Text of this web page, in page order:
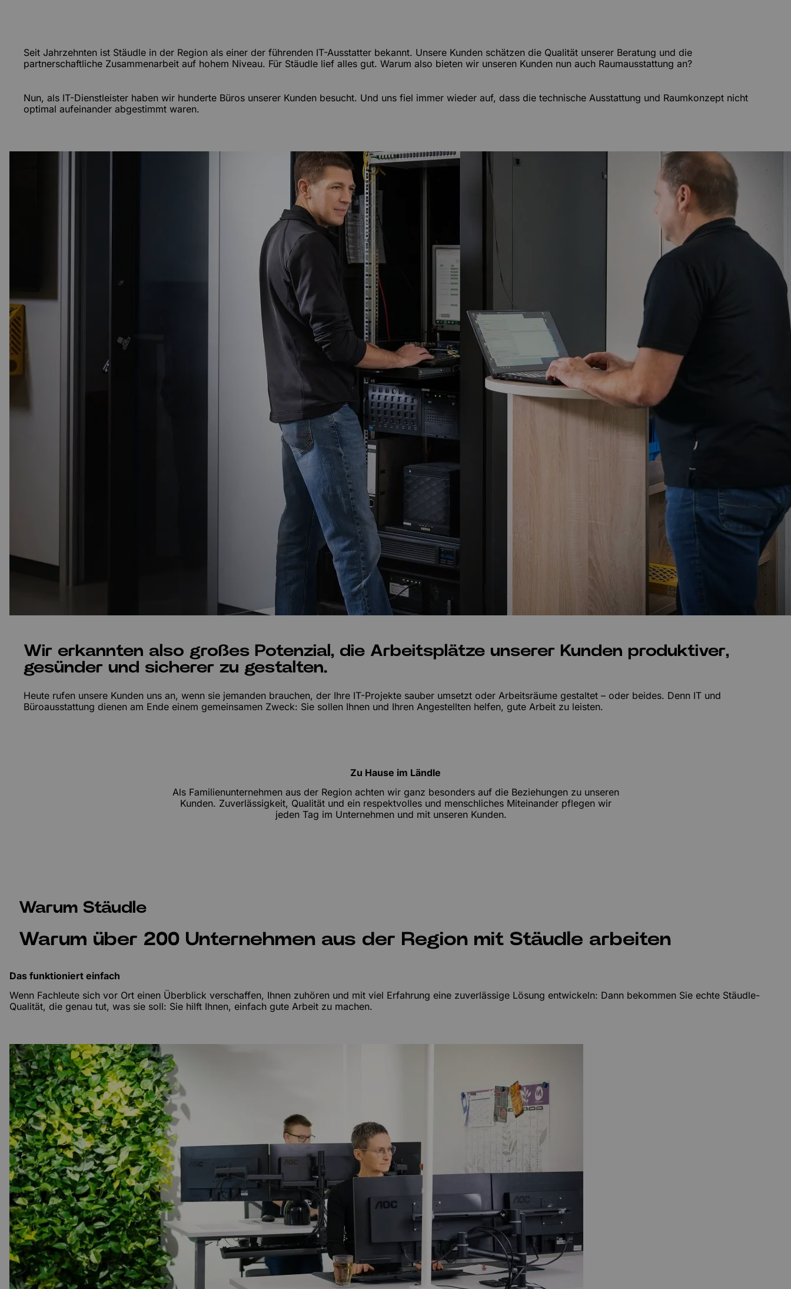
Seit Jahrzehnten ist Stäudle in der Region als einer der führenden IT-Ausstatter bekannt. Unsere Kunden schätzen die Qualität unserer Beratung und die
partnerschaftliche Zusammenarbeit auf hohem Niveau. Für Stäudle lief alles gut. Warum also bieten wir unseren Kunden nun auch Raumausstattung an?
Nun, als IT-Dienstleister haben wir hunderte Büros unserer Kunden besucht. Und uns fiel immer wieder auf, dass die technische Ausstattung und Raumkonzept nicht
optimal aufeinander abgestimmt waren.
Wir erkannten also großes Potenzial, die Arbeitsplätze unserer Kunden produktiver,
gesünder und sicherer zu gestalten.
Heute rufen unsere Kunden uns an, wenn sie jemanden brauchen, der Ihre IT-Projekte sauber umsetzt oder Arbeitsräume gestaltet – oder beides. Denn IT und
Büroausstattung dienen am Ende einem gemeinsamen Zweck: Sie sollen Ihnen und Ihren Angestellten helfen, gute Arbeit zu leisten.
Zu Hause im Ländle
Als Familienunternehmen aus der Region achten wir ganz besonders auf die Beziehungen zu unseren
Kunden. Zuverlässigkeit, Qualität und ein respektvolles und menschliches Miteinander pflegen wir
jeden Tag im Unternehmen und mit unseren Kunden.
Warum Stäudle
Warum über 200 Unternehmen aus der Region mit Stäudle arbeiten
Das funktioniert einfach
Wenn Fachleute sich vor Ort einen Überblick verschaffen, Ihnen zuhören und mit viel Erfahrung eine zuverlässige Lösung entwickeln: Dann bekommen Sie echte Stäudle-
Qualität, die genau tut, was sie soll: Sie hilft Ihnen, einfach gute Arbeit zu machen.